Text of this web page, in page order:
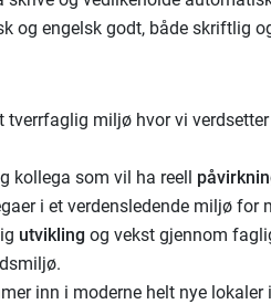
og engelsk godt, både skriftlig
tverrfaglig miljø hvor vi
kollega som vil ha reell
i et verdensledende miljø for
utvikling og vekst gjennom
inn i moderne helt nye